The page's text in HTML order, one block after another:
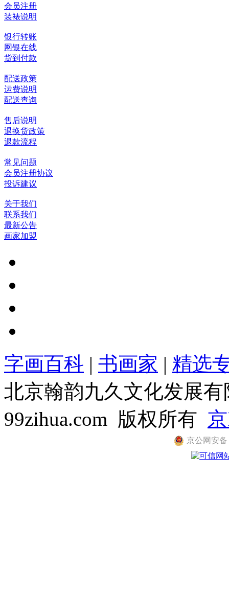
会员注册
装裱说明
银行转账
网银在线
货到付款
配送政策
运费说明
配送查询
售后说明
退换货政策
退款流程
常见问题
会员注册协议
投诉建议
关于我们
联系我们
最新公告
画家加盟
字画百科 | 书画家 | 精选
北京翰韵九久文化发展
99zihua.com 版权所有
京公网安备